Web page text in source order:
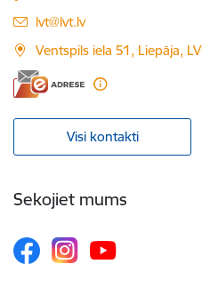
E-pasts:
lvt@lvt.lv
Ventspils iela 51, Liepāja,
Visi kontakti
Sekojiet mums